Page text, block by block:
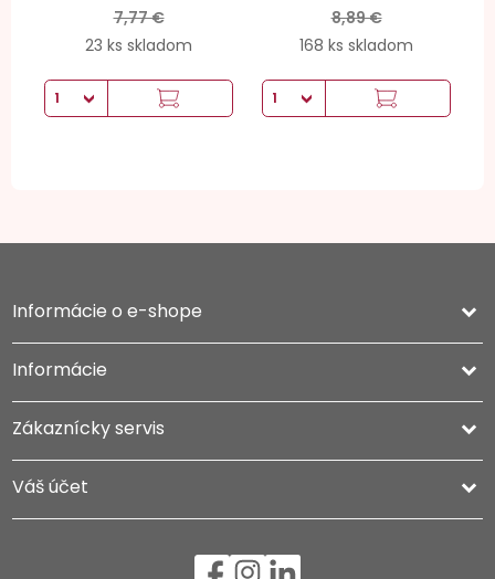
7,77 €
23 ks skladom
8,89 €
168 ks skladom
Informácie o e-shope keyboard_arrow_down
Informácie 
Zákaznícky servis 
Váš účet 